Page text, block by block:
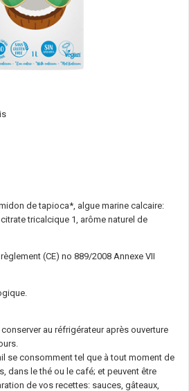
de tapioca*, algue marine calcaire:
tricalcique 1, arôme naturel de
(CE) no 889/2008 Annexe VII
conserver au réfrigérateur après ouverture
se consomment tel que à tout moment de
dans le thé ou le café; et peuvent être
de vos recettes: sauces, gâteaux,